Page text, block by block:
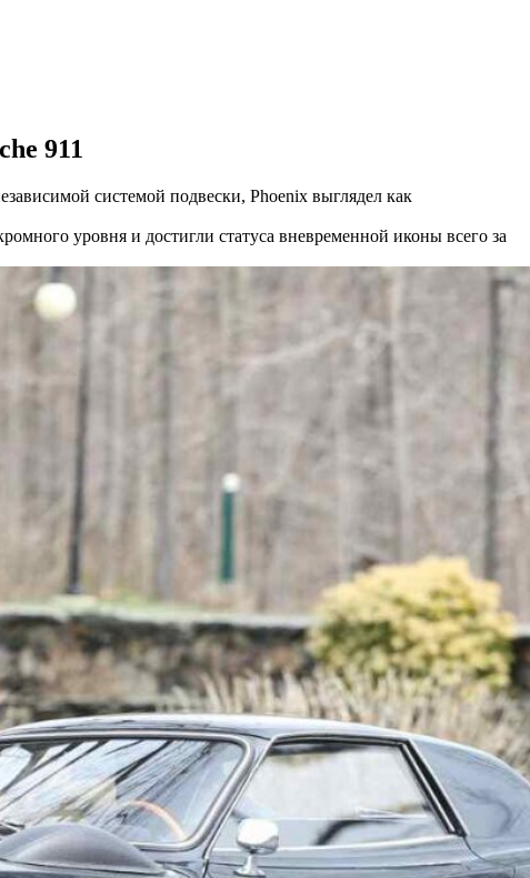
911
системой подвески, Phoenix выглядел как
уровня и достигли статуса вневременной иконы всего за